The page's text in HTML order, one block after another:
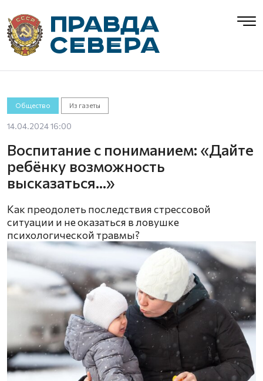
Общество Из газеты
14.04.2024 16:00
Воспитание с пониманием: «Дайте
ребёнку возможность
высказаться…»
Как преодолеть последствия стрессовой
ситуации и не оказаться в ловушке
психологической травмы?